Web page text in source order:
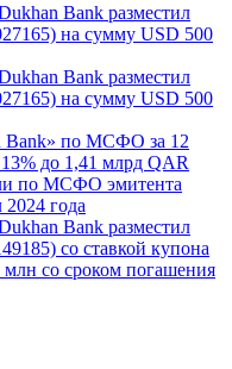
Bank разместил
на сумму USD 500
Bank разместил
на сумму USD 500
Bank» по МСФО за 12
до 1,41 млрд QAR
по МСФО эмитента
2024 года
Bank разместил
со ставкой купона
со сроком погашения